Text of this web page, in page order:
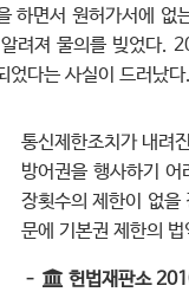
하면서 원허가서에 없
려져 물의를 빚었다.
었다는 사실이 드러났
통신제한조치가 내려
방어권을 행사하기
장횟수의 제한이 없을
문에 기본권 제한의
–  헌법재판소